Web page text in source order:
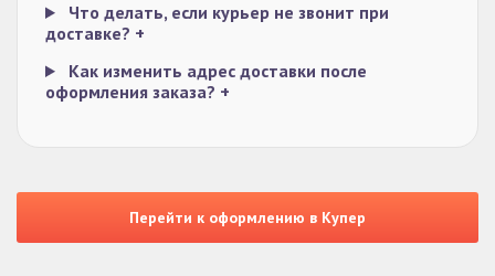
Что делать, если курьер не звонит при
доставке? +
Как изменить адрес доставки после
оформления заказа? +
Перейти к оформлению в Купер